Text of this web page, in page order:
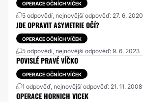
OPERACE OČNÍCH VÍČEK
5 odpovědí, nejnovější odpověď: 27. 6. 2020
JDE OPRAVIT ASYMETRIE OČÍ?
OPERACE OČNÍCH VÍČEK
5 odpovědí, nejnovější odpověď: 9. 6. 2023
POVISLÉ PRAVÉ VÍČKO
OPERACE OČNÍCH VÍČEK
1 odpověď, nejnovější odpověď: 21. 11. 2008
OPERACE HORNICH VICEK